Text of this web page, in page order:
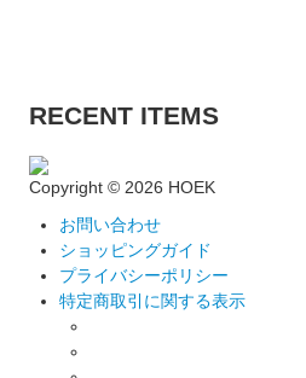
RECENT ITEMS
Copyright © 2026 HOEK
お問い合わせ
ショッピングガイド
プライバシーポリシー
特定商取引に関する表示